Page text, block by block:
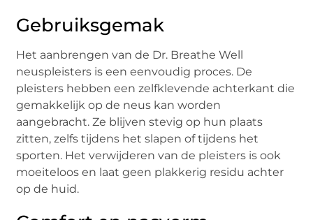
Gebruiksgemak
Het aanbrengen van de Dr. Breathe Well
neuspleisters is een eenvoudig proces. De
pleisters hebben een zelfklevende achterkant die
gemakkelijk op de neus kan worden
aangebracht. Ze blijven stevig op hun plaats
zitten, zelfs tijdens het slapen of tijdens het
sporten. Het verwijderen van de pleisters is ook
moeiteloos en laat geen plakkerig residu achter
op de huid.